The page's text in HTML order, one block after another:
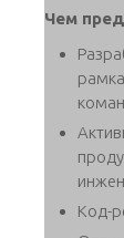
Чем
Код-